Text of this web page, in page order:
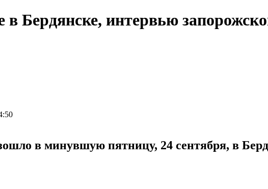
в Бердянске, интервью
в минувшую пятницу, 24 сентября, в